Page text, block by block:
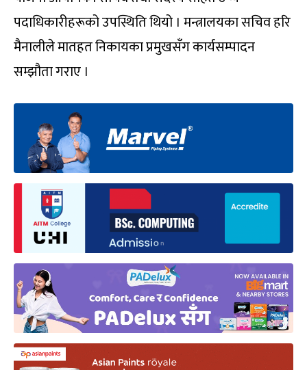
पदाधिकारीहरूको उपस्थिति थियो । मन्त्रालयका सचिव हरि
मैनालीले मातहत निकायका प्रमुखसँग कार्यसम्पादन
सम्झौता गराए ।